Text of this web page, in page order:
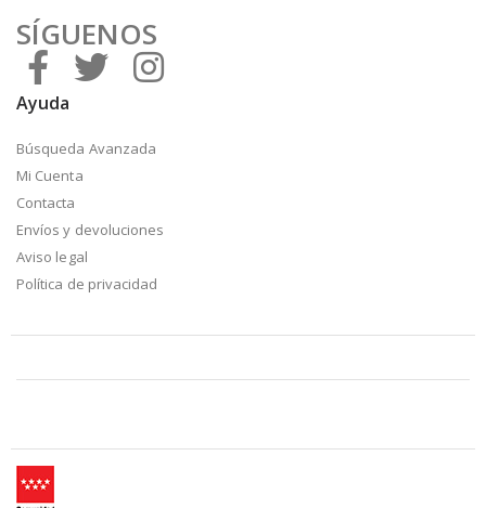
SÍGUENOS
Ayuda
Búsqueda Avanzada
Mi Cuenta
Contacta
Envíos y devoluciones
Aviso legal
Política de privacidad